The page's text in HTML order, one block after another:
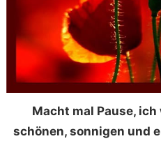
Macht mal Pause,
schönen, sonnigen und